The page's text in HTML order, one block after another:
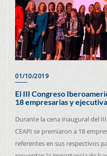
01/10/2019
El III Congreso
18 empresarias y
Durante la cena inaugural del
CEAPI se premiaron a 18
referentes en sus respectivos